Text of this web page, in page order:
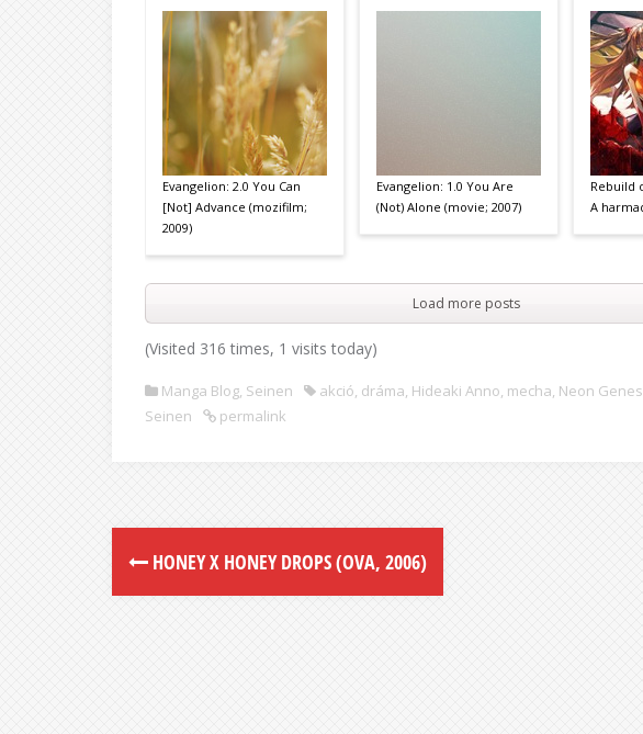
Evangelion: 2.0 You Can
[Not] Advance (mozifilm;
2009)
Evangelion: 1.0 You Are
(Not) Alone (movie; 2007)
Rebuild
A
Load more posts
(Visited 316 times, 1 visits today)
Manga Blog, Seinen akció, dráma, Hideaki Anno, mecha, Neon
Seinen
permalink
HONEY X HONEY DROPS (OVA, 2006)